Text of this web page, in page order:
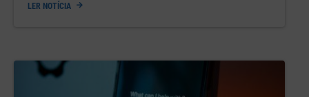
LER NOTÍCIA